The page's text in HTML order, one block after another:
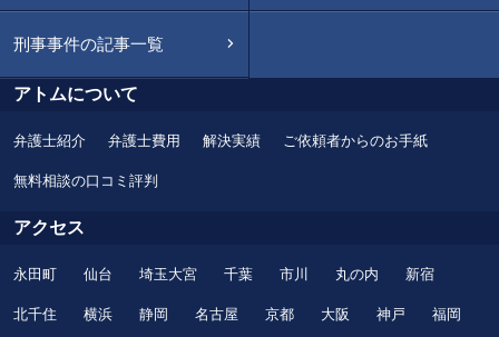
刑事事件の記事一覧
アトムについて
弁護士紹介 弁護士費用 解決実績 ご依頼者からのお手紙
無料相談の口コミ評判
アクセス
永田町 仙台 埼玉大宮 千葉 市川 丸の内 新宿
北千住 横浜 静岡 名古屋 京都 大阪 神戸 福岡